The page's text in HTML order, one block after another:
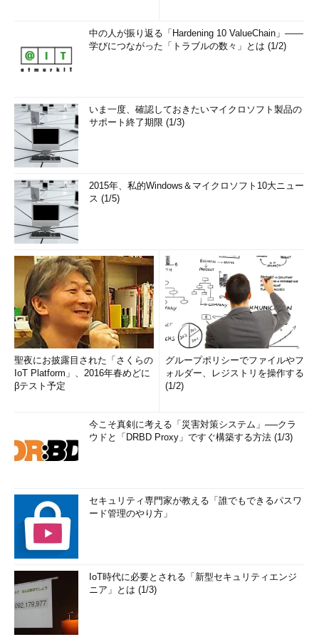
中の人が振り返る「Hardening 10 ValueChain」――
学びにつながった「トラブルの数々」とは (1/2)
いま一度、確認しておきたいマイクロソフト製品の
サポート終了期限 (1/3)
2015年、私的Windows＆マイクロソフト10大ニュー
ス (1/5)
聖夜にお披露目された「さくらの
IoT Platform」、2016年春めどに
βテスト予定
グループポリシーでファイルやフ
ォルダー、レジストリを操作する
(1/2)
今こそ真剣に考える「災害対策システム」──クラ
ウドと「DRBD Proxy」ですぐ構築する方法 (1/3)
セキュリティ専門家が教える「誰でもできるパスワ
ード管理のやり方」
IoT時代に必要とされる「新型セキュリティエンジ
ニア」とは (1/3)